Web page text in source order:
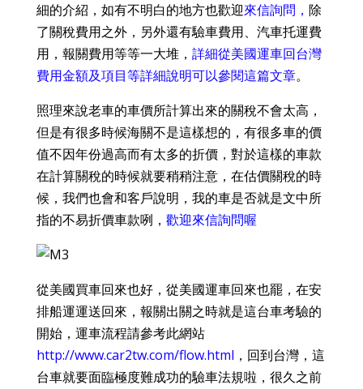
細的介紹，如有不明白的地方也歡迎來信詢問 ， 除
了關稅費用之外，另外還有驗車費用、汽車托運費
用，報關費用等等一大堆， 詳細從美國運車回台灣
費用金額及項目等詳細說明可以參閱這篇文章。
照理來說老車的車價所計算出來的關稅不會太高，
但是有很多時候海關不是這樣想的，有很多車的價
值不因年份過高而有太多的折價，對於這樣的車款
在計算關稅的時候就要稍稍注意，在估價關稅的時
候，我們也會和客戶說明，我的車是否就是文中所
指的不易折價車款咧， 歡迎來信詢問喔
從美國買車回來也好，從美國運車回來也罷，在安
排船運運送回來，報關出關之時就是這台車考驗的
開始，運車流程請參考此網站
http://www.car2tw.com/flow.html ，回到台灣，這
台車就要面臨極度難成功的驗車法規啦，很久之前